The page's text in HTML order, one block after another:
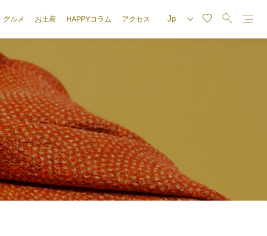
グルメ お土産 HAPPYコラム アクセス